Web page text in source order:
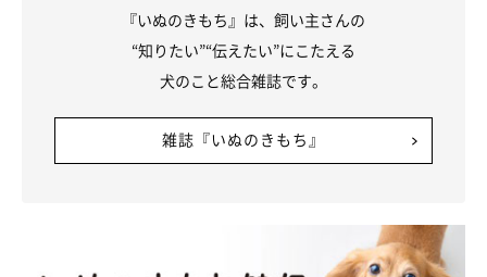
し、虫よけ剤なども使用しましょう。万が一に備えて、お出かけ
先に近い動物病院をいくつか調べておくと安心です。
お話を伺った先生／上野原どうぶつ病院院長・原 修一先生。一
般社団法人セルズ環境教育デザイン研究所代表理事所長、玉川大
『いぬのきもち』は、飼い主さんの
“知りたい”“伝えたい”にこたえる
犬のこと総合雑誌です。
雑誌『いぬのきもち』